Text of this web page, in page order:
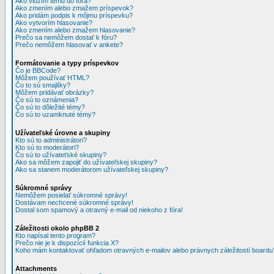
Ako zmením alebo zmažem príspevok?
Ako pridám podpis k môjmu príspevku?
Ako vytvorím hlasovanie?
Ako zmením alebo zmažem hlasovanie?
Prečo sa nemôžem dostať k fóru?
Prečo nemôžem hlasovať v ankete?
Formátovanie a typy príspevkov
Čo je BBCode?
Môžem používať HTML?
Čo to sú smajlíky?
Môžem pridávať obrázky?
Čo sú to oznámenia?
Čo sú to dôležité témy?
Čo sú to uzamknuté témy?
Užívateľské úrovne a skupiny
Kto sú to administrátori?
Kto sú to moderátori?
Čo sú to užívateťské skupiny?
Ako sa môžem zapojiť do užívateľskej skupiny?
Ako sa stanem moderátorom užívateľskej skupiny?
Súkromné správy
Nemôžem posielať súkromné správy!
Dostávam nechcené súkromné správy!
Dostal som spamový a otravný e-mail od niekoho z fóra!
Záležitosti okolo phpBB 2
Kto napísal tento program?
Prečo nie je k dispozícií funkcia X?
Koho mám kontaktovať ohľadom otravných e-mailov alebo právnych záležitostí
Attachments